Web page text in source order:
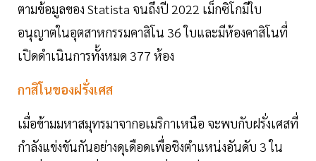
ตามข้อมูลของ Statista จนถึงปี 2022 เม็กซิโกมีใบ
อนุญาตในอุตสาหกรรมคาสิโน 36 ใบและมีห้องคาสิโนที่
เปิดดำเนินการทั้งหมด 377 ห้อง
กาสิโนของฝรั่งเศส
เมื่อข้ามมหาสมุทรมาจากอเมริกาเหนือ จะพบกับฝรั่งเศสที่
กำลังแข่งขันกันอย่างดุเดือดเพื่อชิงตำแหน่งอันดับ 3 ใน